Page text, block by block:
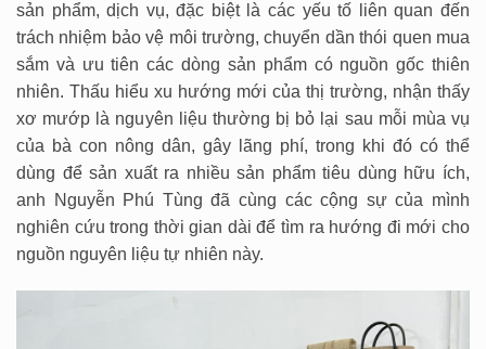
sản phẩm, dịch vụ, đặc biệt là các yếu tố liên quan đến
trách nhiệm bảo vệ môi trường, chuyển dần thói quen mua
sắm và ưu tiên các dòng sản phẩm có nguồn gốc thiên
nhiên. Thấu hiểu xu hướng mới của thị trường, nhận thấy
xơ mướp là nguyên liệu thường bị bỏ lại sau mỗi mùa vụ
của bà con nông dân, gây lãng phí, trong khi đó có thể
dùng để sản xuất ra nhiều sản phẩm tiêu dùng hữu ích,
anh Nguyễn Phú Tùng đã cùng các cộng sự của mình
nghiên cứu trong thời gian dài để tìm ra hướng đi mới cho
nguồn nguyên liệu tự nhiên này.